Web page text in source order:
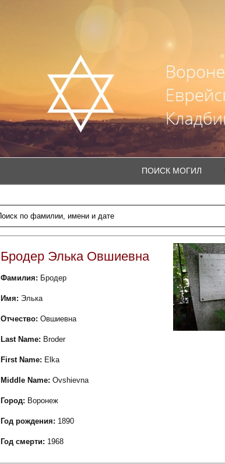
ПОИСК МОГИЛ
Бродер Элька Овшиевна
Фамилия: Бродер
Имя: Элька
Отчество: Овшиевна
Last Name: Broder
First Name: Elka
Middle Name: Ovshievna
Город: Воронеж
Год рождения: 1890
Год смерти: 1968